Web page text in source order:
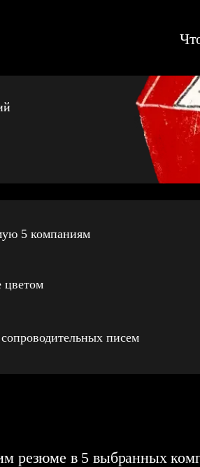
5 компаниям
цветом
писем
резюме в 5 выбранных